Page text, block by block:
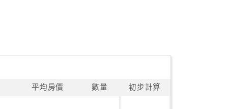
平均房價 數量 初步計算